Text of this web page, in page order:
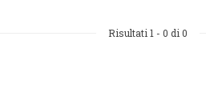
Risultati 1 - 0 di 0